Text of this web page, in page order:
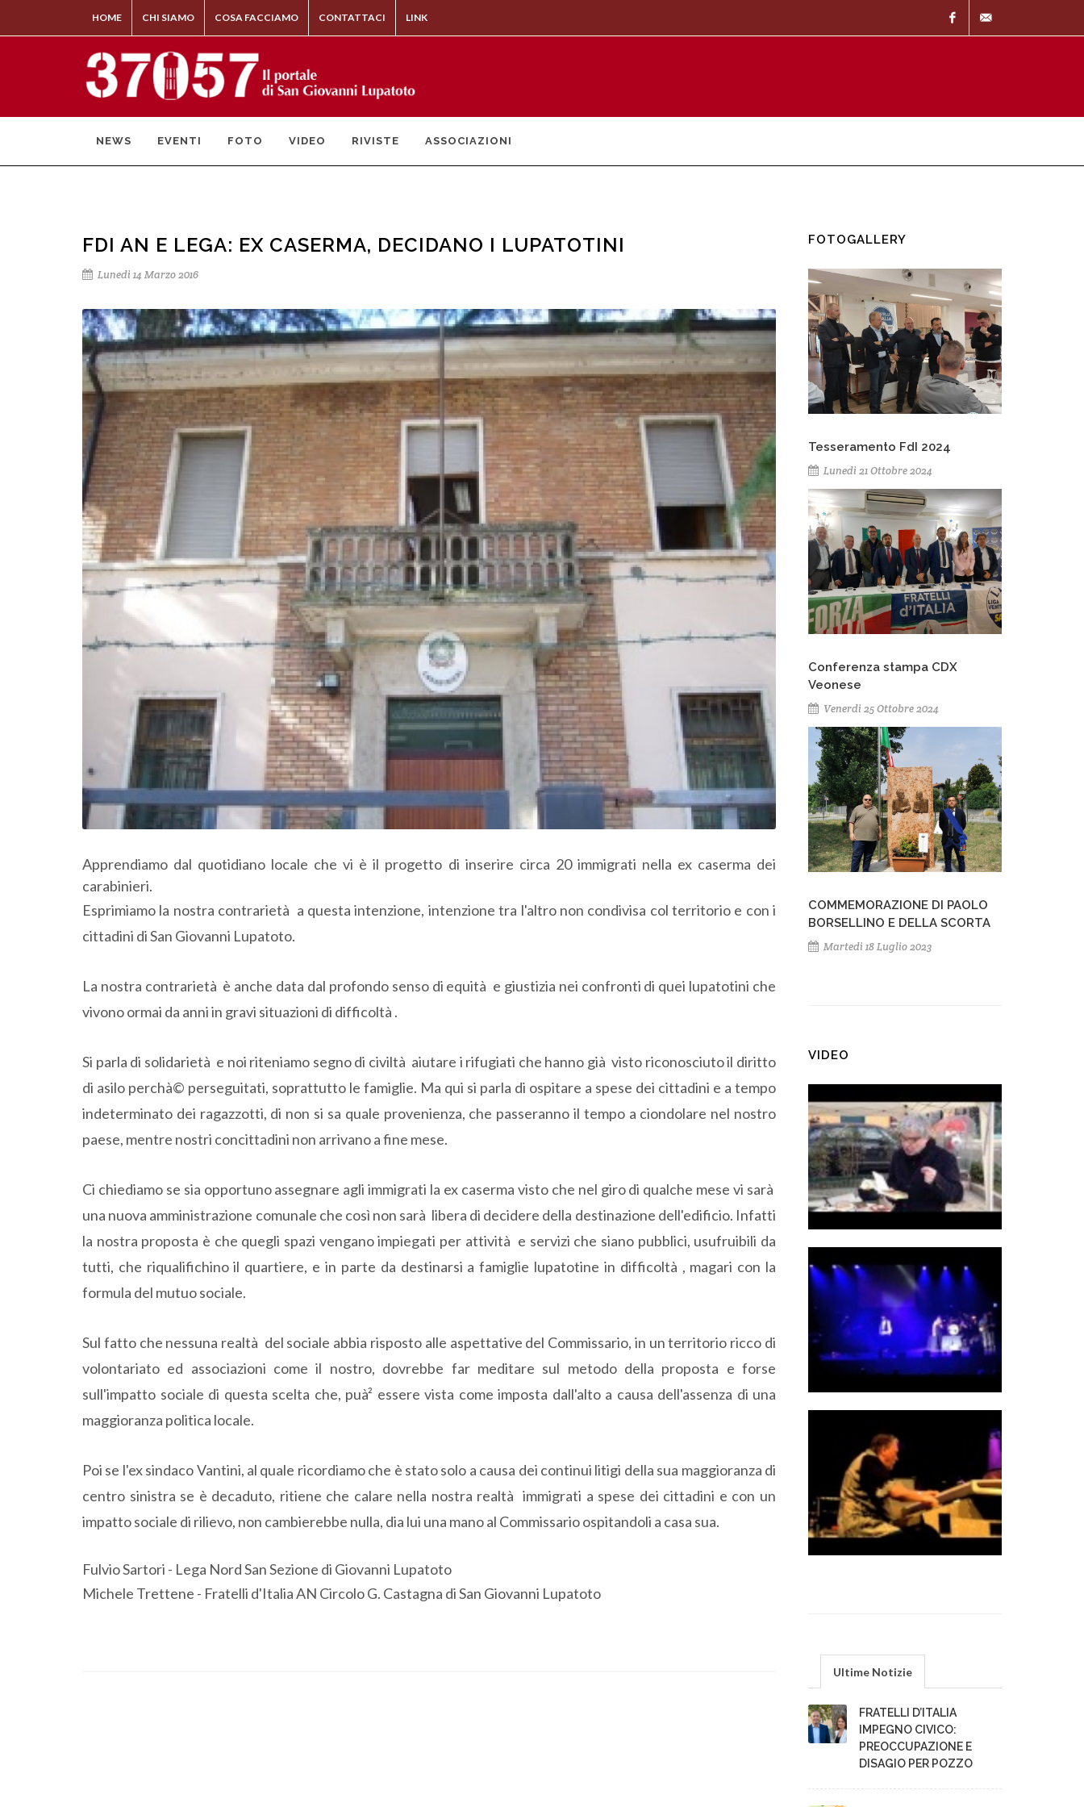
HOME CHI SIAMO COSA FACCIAMO CONTATTACI LINK
NEWS EVENTI FOTO VIDEO RIVISTE ASSOCIAZIONI
FDI AN E LEGA: EX CASERMA, DECIDANO I LUPATOTINI
Lunedì 14 Marzo 2016
Apprendiamo dal quotidiano locale che vi è il progetto di inserire circa 20 immigrati nella ex caserma dei
carabinieri.
Esprimiamo la nostra contrarietà a questa intenzione, intenzione tra l'altro non condivisa col territorio e con i
cittadini di San Giovanni Lupatoto.
La nostra contrarietà è anche data dal profondo senso di equità e giustizia nei confronti di quei lupatotini che
vivono ormai da anni in gravi situazioni di difficoltà .
Si parla di solidarietà e noi riteniamo segno di civiltà aiutare i rifugiati che hanno già visto riconosciuto il diritto
di asilo perchà© perseguitati, soprattutto le famiglie. Ma qui si parla di ospitare a spese dei cittadini e a tempo
indeterminato dei ragazzotti, di non si sa quale provenienza, che passeranno il tempo a ciondolare nel nostro
paese, mentre nostri concittadini non arrivano a fine mese.
Ci chiediamo se sia opportuno assegnare agli immigrati la ex caserma visto che nel giro di qualche mese vi sarà
una nuova amministrazione comunale che così non sarà libera di decidere della destinazione dell'edificio. Infatti
la nostra proposta è che quegli spazi vengano impiegati per attività e servizi che siano pubblici, usufruibili da
tutti, che riqualifichino il quartiere, e in parte da destinarsi a famiglie lupatotine in difficoltà , magari con la
formula del mutuo sociale.
Sul fatto che nessuna realtà del sociale abbia risposto alle aspettative del Commissario, in un territorio ricco di
volontariato ed associazioni come il nostro, dovrebbe far meditare sul metodo della proposta e forse
sull'impatto sociale di questa scelta che, puà² essere vista come imposta dall'alto a causa dell'assenza di una
maggioranza politica locale.
Poi se l'ex sindaco Vantini, al quale ricordiamo che è stato solo a causa dei continui litigi della sua maggioranza di
centro sinistra se è decaduto, ritiene che calare nella nostra realtà immigrati a spese dei cittadini e con un
impatto sociale di rilievo, non cambierebbe nulla, dia lui una mano al Commissario ospitandoli a casa sua.
Fulvio Sartori - Lega Nord San Sezione di Giovanni Lupatoto
Michele Trettene - Fratelli d'Italia AN Circolo G. Castagna di San Giovanni Lupatoto
FOTOGALLERY
Tesseramento FdI 2024
Lunedì 21 Ottobre 2024
Conferenza stampa CDX
Veonese
Venerdì 25 Ottobre 2024
COMMEMORAZIONE DI PAOLO
BORSELLINO E DELLA SCORTA
Martedì 18 Luglio 2023
VIDEO
Ultime Notizie
FRATELLI D’ITALIA
IMPEGNO CIVICO:
PREOCCUPAZIONE E
DISAGIO PER POZZO